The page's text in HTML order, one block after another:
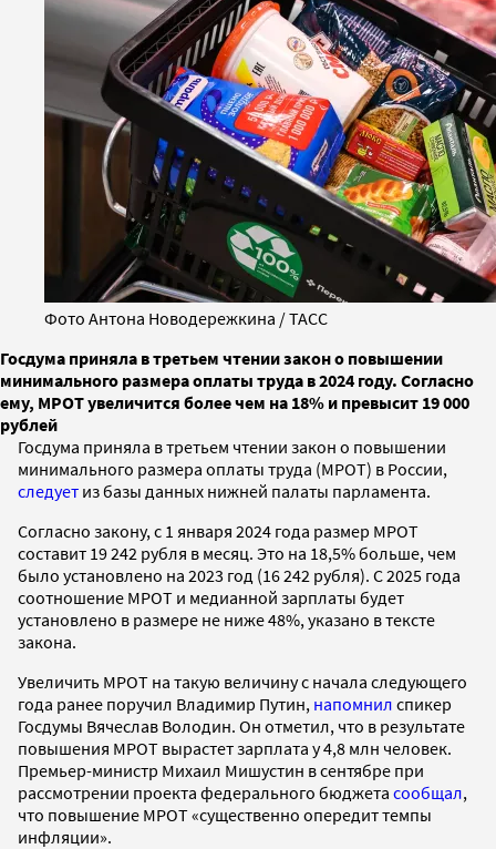
Фото Антона Новодережкина / ТАСС
Госдума приняла в третьем чтении закон о повышении
минимального размера оплаты труда в 2024 году. Согласно
ему, МРОТ увеличится более чем на 18% и превысит 19 000
рублей
Госдума приняла в третьем чтении закон о повышении
минимального размера оплаты труда (МРОТ) в России,
следует из базы данных нижней палаты парламента.
Согласно закону, с 1 января 2024 года размер МРОТ
составит 19 242 рубля в месяц. Это на 18,5% больше, чем
было установлено на 2023 год (16 242 рубля). С 2025 года
соотношение МРОТ и медианной зарплаты будет
установлено в размере не ниже 48%, указано в тексте
закона.
Увеличить МРОТ на такую величину с начала следующего
года ранее поручил Владимир Путин, напомнил спикер
Госдумы Вячеслав Володин. Он отметил, что в результате
повышения МРОТ вырастет зарплата у 4,8 млн человек.
Премьер-министр Михаил Мишустин в сентябре при
рассмотрении проекта федерального бюджета сообщал,
что повышение МРОТ «существенно опередит темпы
инфляции».